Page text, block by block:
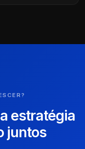
estratégia
juntos